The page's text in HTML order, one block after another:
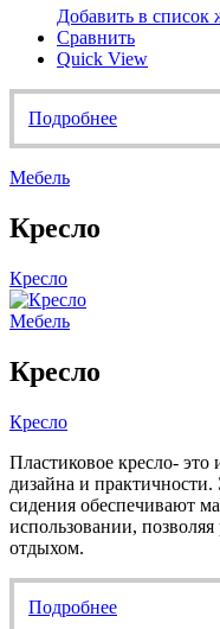
Добавить в список
Сравнить
Quick View
Подробнее
Мебель
Кресло
Кресло
Мебель
Кресло
Кресло
Пластиковое кресло- это
дизайна и
сидения обеспечивают
использовании, позволяя
отдыхом.
Подробнее